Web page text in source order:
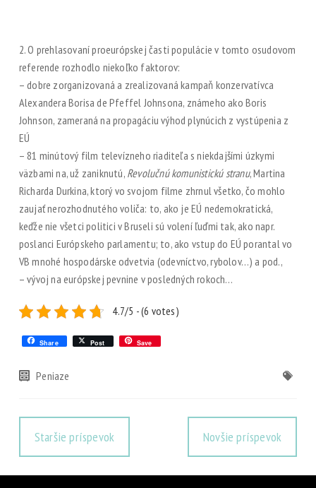
2. O prehlasovaní proeurópskej časti populácie v tomto osudovom
referende rozhodlo niekoľko faktorov:
– dobre zorganizovaná a zrealizovaná kampaň konzervatívca
Alexandera Borisa de Pfeffel Johnsona, známeho ako Boris
Johnson, zameraná na propagáciu výhod plynúcich z vystúpenia z
EÚ
– 81 minútový film televízneho riaditeľa s niekdajšími úzkymi
väzbami na, už zaniknutú, Revolučnú komunistickú stranu, Martina
Richarda Durkina, ktorý vo svojom filme zhrnul všetko, čo mohlo
zaujať nerozhodnutého voliča: to, ako je EÚ nedemokratická,
keďže nie všetci politici v Bruseli sú volení ľuďmi tak, ako napr.
poslanci Európskeho parlamentu; to, ako vstup do EÚ porantal vo
VB mnohé hospodárske odvetvia (odevníctvo, rybolov…) a pod.,
– vývoj na európskej pevnine v posledných rokoch…
4.7/5 - (6 votes)
Share Post Save
Peniaze
Staršie príspevok Novšie príspevok